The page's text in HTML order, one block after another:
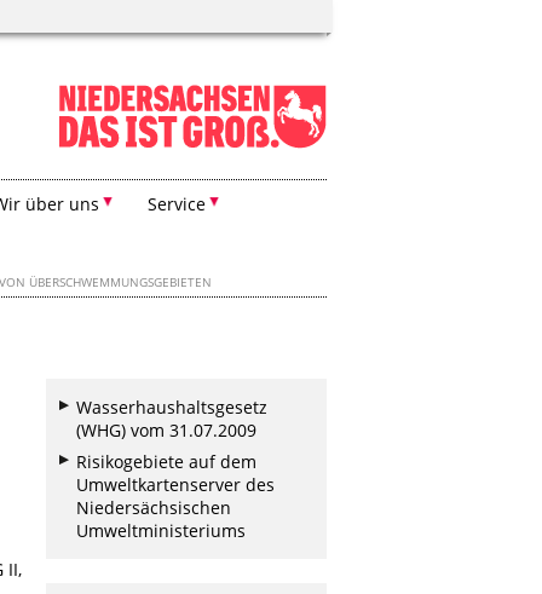
über uns Service
ÜBERSCHWEMMUNGSGEBIETEN
II,
Wasserhaushaltsgesetz
(WHG) vom 31.07.2009
Risikogebiete auf dem
Umweltkartenserver des
Niedersächsischen
Umweltministeriums